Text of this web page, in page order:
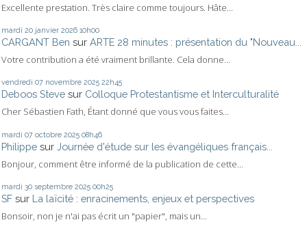
Excellente prestation. Très claire comme toujours. Hâte...
mardi 20 janvier 2026 10h00
CARGANT Ben sur ARTE 28 minutes : présentation du "Nouveau...
Votre contribution a été vraiment brillante. Cela donne...
vendredi 07 novembre 2025 22h45
Deboos Steve sur Colloque Protestantisme et Interculturalité
Cher Sébastien Fath, Étant donné que vous vous faites...
mardi 07 octobre 2025 08h46
Philippe sur Journée d'étude sur les évangéliques français...
Bonjour, comment être informé de la publication de cette...
mardi 30 septembre 2025 00h25
SF sur La laïcité : enracinements, enjeux et perspectives
Bonsoir, non je n'ai pas écrit un "papier", mais un...